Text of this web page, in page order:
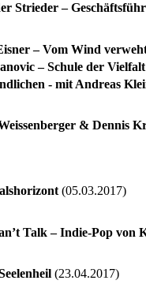
Strieder –
– Vom Wind
– Schule der
- mit Andreas
& Dennis
(05.03.2017)
Talk – Indie-Pop von
(23.04.2017)